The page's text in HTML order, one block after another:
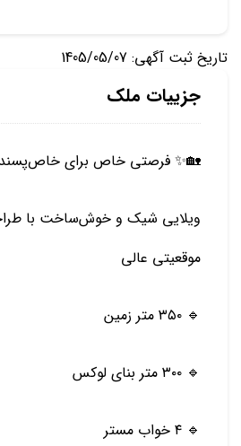
تاریخ ثبت آگهی: 1405/05/07
جزییات ملک
🏡✨ فرصتی خاص برای
ویلایی شیک و خوش‌ساخت با
موقعیتی عالی
🔹 ۳۵۰ متر زمین
🔹 ۳۰۰ متر بنای لوکس
🔹 ۴ خواب مستر